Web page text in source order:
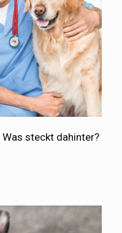
steckt dahinter?